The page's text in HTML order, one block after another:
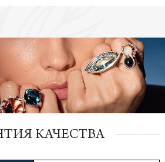
КАЧЕСТВА